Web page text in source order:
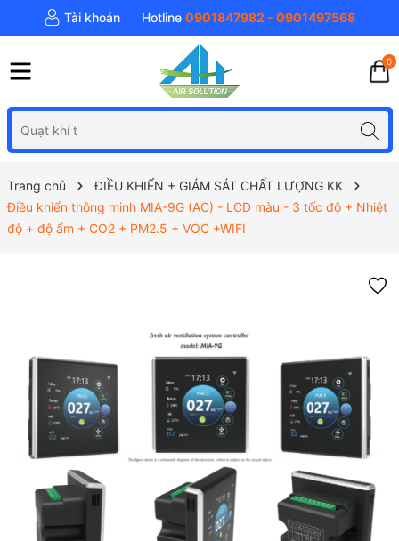
Tài khoản Hotline 0901847982 - 0901497568
0
Trang chủ
ĐIỀU KHIỂN + GIÁM SÁT CHẤT LƯỢNG KK
Điều khiển thông minh MIA-9G (AC) - LCD màu - 3 tốc độ + Nhiệt
độ + độ ẩm + CO2 + PM2.5 + VOC +WIFI